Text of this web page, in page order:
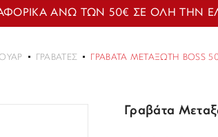
ΑΝΩ ΤΩΝ 50€ ΣΕ ΟΛΗ ΤΗΝ
ΓΡΑΒΆΤΕΣ ΓΡΑΒΆΤΑ ΜΕΤΑΞΩΤΉ BOSS
Γραβάτα